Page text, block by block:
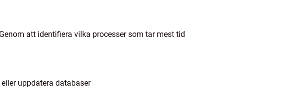
att identifiera vilka processer som tar mest tid
uppdatera databaser